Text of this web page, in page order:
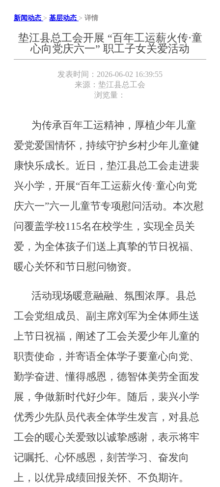
新闻动态 > 基层动态 > 详情
垫江县总工会开展 “百年工运薪火传·童
心向党庆六一” 职工子女关爱活动
发表时间：2026-06-02 16:39:55
来源：垫江县总工会
浏览量：
为传承百年工运精神，厚植少年儿童
爱党爱国情怀，持续守护乡村少年儿童健
康快乐成长。近日，垫江县总工会走进裴
兴小学，开展“百年工运薪火传·童心向党
庆六一”六一儿童节专项慰问活动。本次慰
问覆盖学校115名在校学生，实现全员关
爱，为全体孩子们送上真挚的节日祝福、
暖心关怀和节日慰问物资。
活动现场暖意融融、氛围浓厚。县总
工会党组成员、副主席刘军为全体师生送
上节日祝福，阐述了工会关爱少年儿童的
职责使命，并寄语全体学子要童心向党、
勤学奋进、懂得感恩，德智体美劳全面发
展，争做新时代好少年。随后，裴兴小学
优秀少先队员代表全体学生发言，对县总
工会的暖心关爱致以诚挚感谢，表示将牢
记嘱托、心怀感恩，刻苦学习、奋发向
上，以优异成绩回报关怀、不负期许。